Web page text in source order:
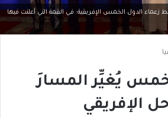
زعماء الدول الخمس الإفريقية: في القمة التي أعلنت فيها
يُغيِّر المسارَ
الإفريقي